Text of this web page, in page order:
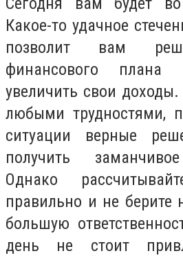
Какое-то удачное
позволит вам
финансового плана
увеличить свои
любыми трудностями,
ситуации верные
получить
Однако
правильно и не берите
большую
день не стоит